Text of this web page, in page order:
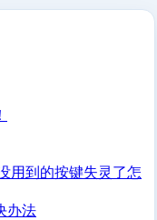
用到的按键失灵了怎
办法